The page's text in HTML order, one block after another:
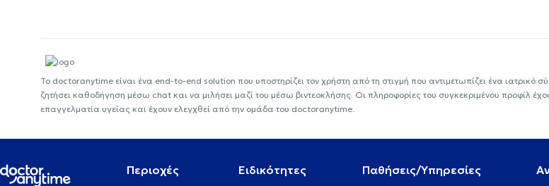
Το doctoranytime είναι ένα end-to-end solution που υποστηρίζει τον χρήστη από τη στιγμή που αντιμετωπίζει ένα ιατρικό
ζητήσει καθοδήγηση μέσω chat και να μιλήσει μαζί του μέσω βιντεοκλήσης. Οι πληροφορίες του συγκεκριμένου προφίλ
επαγγελματία υγείας και έχουν ελεγχθεί από την ομάδα του doctoranytime.
Περιοχές Ειδικότητες Παθήσεις/Υπηρεσίες